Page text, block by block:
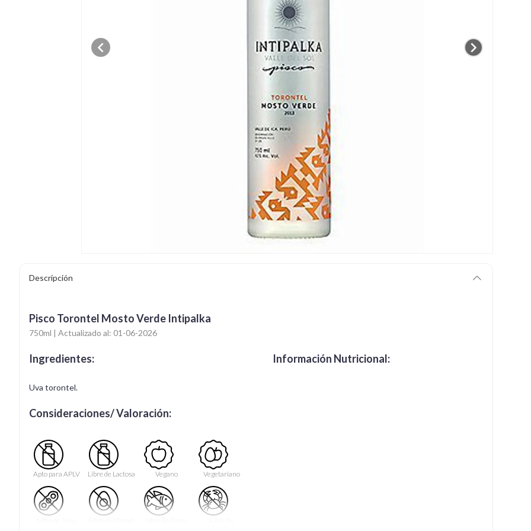
Descripción
Pisco Torontel Mosto Verde Intipalka
750ml | Actualizado al: 01-06-2026
Ingredientes:
Uva torontel.
Consideraciones/ Valoración:
Apto para APLV Libre de Lactosa Vegano Vegetariano
Información Nutricional: